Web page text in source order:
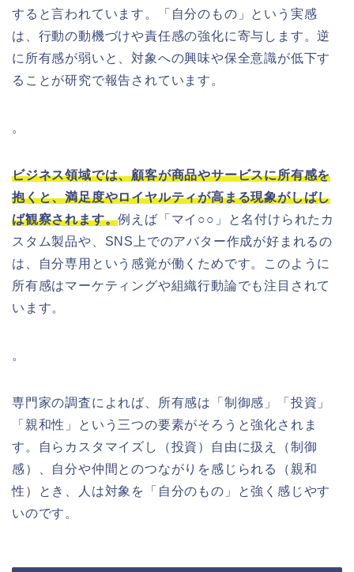
すると言われています。「自分のもの」という実感
は、行動の動機づけや責任感の強化に寄与します。逆
に所有感が弱いと、対象への興味や保全意識が低下す
ることが研究で報告されています。
。
ビジネス領域では、顧客が商品やサービスに所有感を
抱くと、満足度やロイヤルティが高まる現象がしばし
ば観察されます。例えば「マイ○○」と名付けられたカ
スタム製品や、SNS上でのアバター作成が好まれるの
は、自分専用という感覚が働くためです。このように
所有感はマーケティングや組織行動論でも注目されて
います。
。
専門家の調査によれば、所有感は「制御感」「投資」
「親和性」という三つの要素がそろうと強化されま
す。自らカスタマイズし（投資）自由に扱え（制御
感）、自分や仲間とのつながりを感じられる（親和
性）とき、人は対象を「自分のもの」と強く感じやす
いのです。